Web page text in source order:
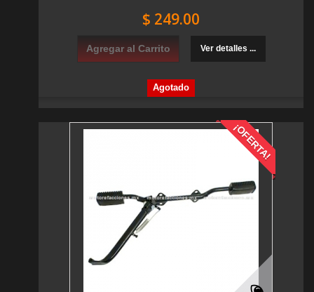
$ 249.00
Agregar al Carrito Ver detalles ...
Agotado
¡OFERTA!